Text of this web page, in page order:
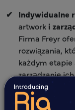
Indywidualne
artwork i
Firma Freyr
rozwiązania,
każdym etapie
zarządzanie
od pomysłu po